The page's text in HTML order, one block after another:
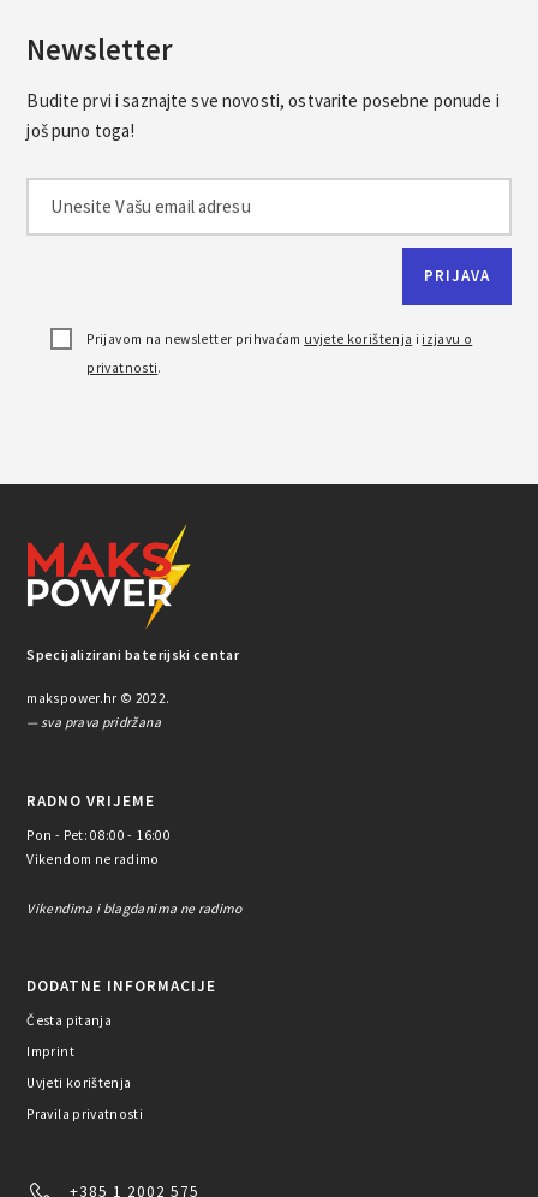
Newsletter
Budite prvi i saznajte sve novosti, ostvarite posebne ponude i
još puno toga!
Prijavom na newsletter prihvaćam uvjete korištenja i izjavu o
privatnosti.
Specijalizirani baterijski centar
makspower.hr © 2022.
— sva prava pridržana
RADNO VRIJEME
Pon - Pet: 08:00 - 16:00
Vikendom ne radimo
Vikendima i blagdanima ne radimo
DODATNE INFORMACIJE
Česta pitanja
Imprint
Uvjeti korištenja
Pravila privatnosti
+385 1 2002 575